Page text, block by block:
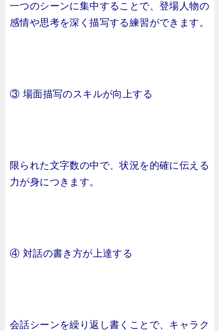
一つのシーンに集中することで、登場人物の
感情や思考を深く描写する練習ができます。
③ 場面描写のスキルが向上する
限られた文字数の中で、状況を的確に伝える
力が身につきます。
④ 対話の書き方が上達する
会話シーンを繰り返し書くことで、キャラク